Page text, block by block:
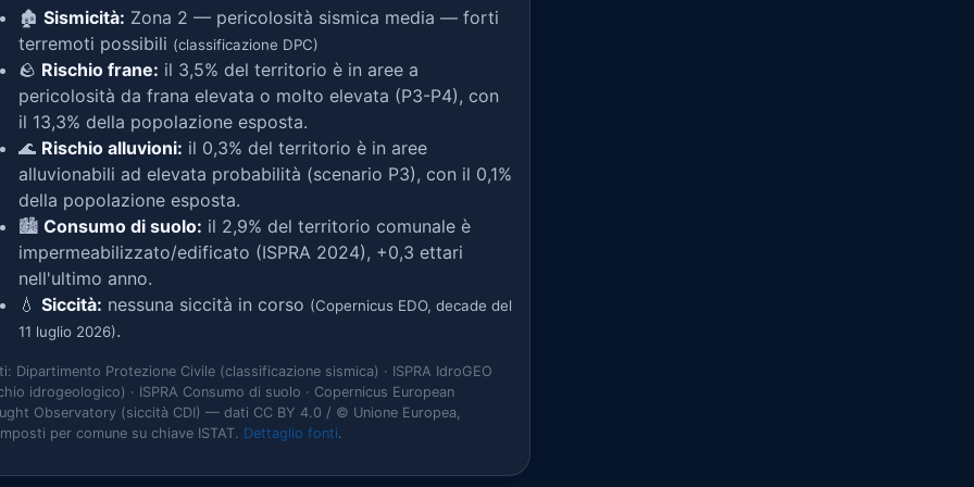
🏚️ Sismicità: Zona 2 — pericolosità sismica media — forti
terremoti possibili (classificazione DPC)
🪨 Rischio frane: il 3,5% del territorio è in aree a
pericolosità da frana elevata o molto elevata (P3-P4), con
il 13,3% della popolazione esposta.
🌊 Rischio alluvioni: il 0,3% del territorio è in aree
alluvionabili ad elevata probabilità (scenario P3), con il 0,1%
della popolazione esposta.
🏙️ Consumo di suolo: il 2,9% del territorio comunale è
impermeabilizzato/edificato (ISPRA 2024), +0,3 ettari
nell'ultimo anno.
💧 Siccità: nessuna siccità in corso (Copernicus EDO, decade del
11 luglio 2026).
Dipartimento Protezione Civile (classificazione sismica) · ISPRA IdroGEO
idrogeologico) · ISPRA Consumo di suolo · Copernicus European
Observatory (siccità CDI) — dati CC BY 4.0 / © Unione Europea,
per comune su chiave ISTAT. Dettaglio fonti.